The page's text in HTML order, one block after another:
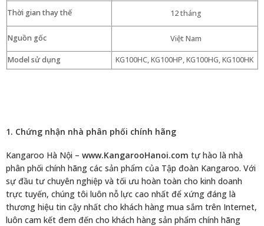
Thời gian thay thế 12 tháng
Nguồn gốc Việt Nam
Model sử dụng KG100HC, KG100HP, KG100HG, KG100HK
1. Chứng nhận nhà phân phối chính hãng
Kangaroo Hà Nội – www.KangarooHanoi.com tự hào là nhà
phân phối chính hãng các sản phẩm của Tập đoàn Kangaroo. Với
sự đầu tư chuyên nghiệp và tối ưu hoàn toàn cho kinh doanh
trực tuyến, chúng tôi luôn nỗ lực cao nhất để xứng đáng là
thương hiệu tin cậy nhất cho khách hàng mua sắm trên Internet,
luôn cam kết đem đến cho khách hàng sản phẩm chính hãng